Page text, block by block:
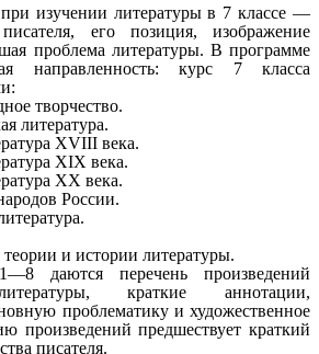
изучении литературы в 7 классе —
его позиция, изображение
проблема литературы. В программе
направленность: курс 7 класса
творчество.
литература.
XVIII века.
XIX века.
XX века.
России.
и истории литературы.
даются перечень произведений
краткие аннотации,
проблематику и художественное
произведений предшествует краткий
писателя.